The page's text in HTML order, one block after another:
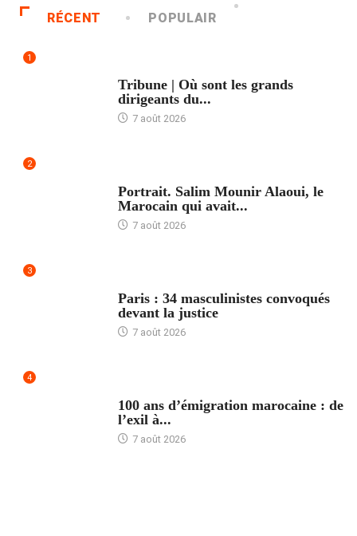
RÉCENT POPULAIR
1
Tribune | Où sont les grands
dirigeants du...
7 août 2026
2
Portrait. Salim Mounir Alaoui, le
Marocain qui avait...
7 août 2026
3
Paris : 34 masculinistes convoqués
devant la justice
7 août 2026
4
100 ans d’émigration marocaine : de
l’exil à...
7 août 2026